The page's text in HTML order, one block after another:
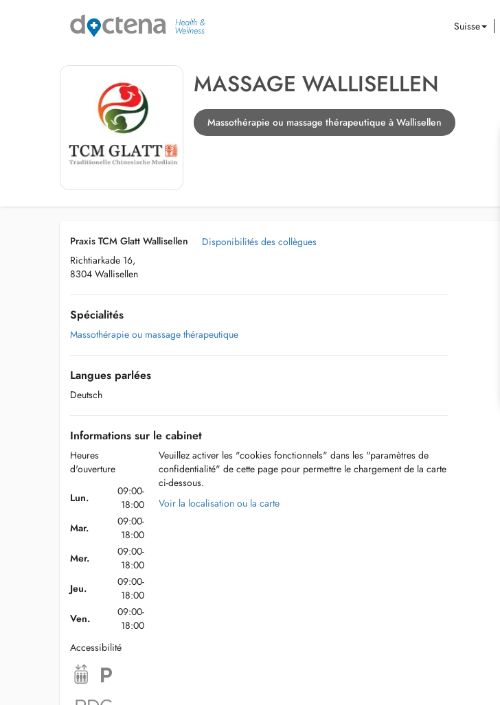
Suisse
MASSAGE WALLISELLEN
Massothérapie ou massage thérapeutique à Wallisellen
Praxis TCM Glatt Wallisellen
Richtiarkade 16,
8304 Wallisellen
Disponibilités des collègues
Spécialités
Massothérapie ou massage thérapeutique
Langues parlées
Deutsch
Informations sur le cabinet
Heures
d'ouverture
Lun.
09:00-
18:00
Mar.
09:00-
18:00
Mer.
09:00-
18:00
Jeu.
09:00-
18:00
Ven.
09:00-
18:00
Accessibilité
Veuillez activer les "cookies fonctionnels" dans les "paramètres de
confidentialité" de cette page pour permettre le chargement de la carte
ci-dessous.
Voir la localisation ou la carte